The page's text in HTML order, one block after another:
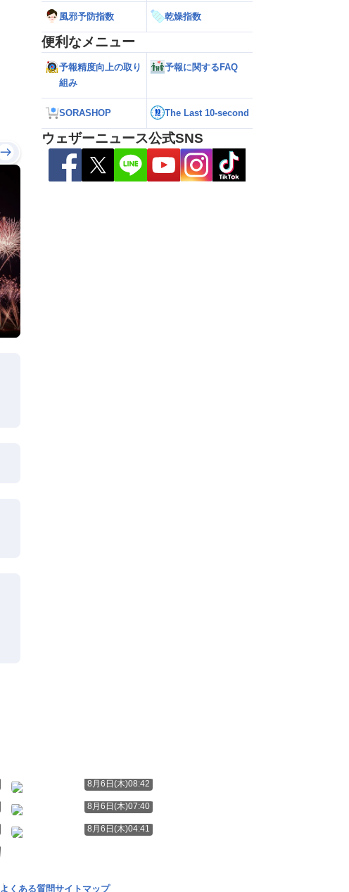
風邪予防指数 乾燥指数
便利なメニュー
予報精度向上の取り
組み
予報に関するFAQ
SORASHOP The Last 10-second
ウェザーニュース公式SNS
8月6日(木)08:42
8月6日(木)07:40
8月6日(木)04:41
よくある質問サイトマップ